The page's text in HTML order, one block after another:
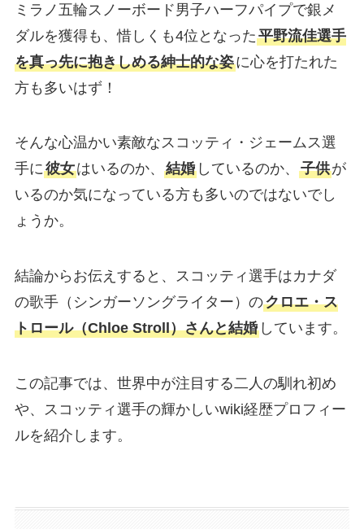
ミラノ五輪スノーボード男子ハーフパイプで銀メ
ダルを獲得も、惜しくも4位となった平野流佳選手
を真っ先に抱きしめる紳士的な姿に心を打たれた
方も多いはず！
そんな心温かい素敵なスコッティ・ジェームス選
手に彼女はいるのか、 結婚しているのか、 子供が
いるのか気になっている方も多いのではないでし
ょうか。
結論からお伝えすると、スコッティ選手はカナダ
の歌手（シンガーソングライター）のクロエ・ス
トロール（Chloe Stroll）さんと結婚しています。
この記事では、世界中が注目する二人の馴れ初め
や、スコッティ選手の輝かしいwiki経歴プロフィー
ルを紹介します。